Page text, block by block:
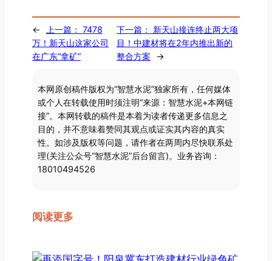
← 上一篇： 7478
万！新天山这家公司
在广东“拿矿”
下一篇：
新天山接连终止两大项
目！中建材将在2年内推出新的
整合方案
→
本网原创稿件版权为“智慧水泥”独家所有，任何媒体
或个人在转载使用时须注明“来源：智慧水泥+本网链
接”。本网转载的稿件是本着为读者传递更多信息之
目的，并不意味着赞同其观点或证实其内容的真实
性。如涉及版权等问题，请作者在两周内尽快联系处
理(关注公众号“智慧水泥”后台留言)。业务咨询：
18010494526
阅读更多